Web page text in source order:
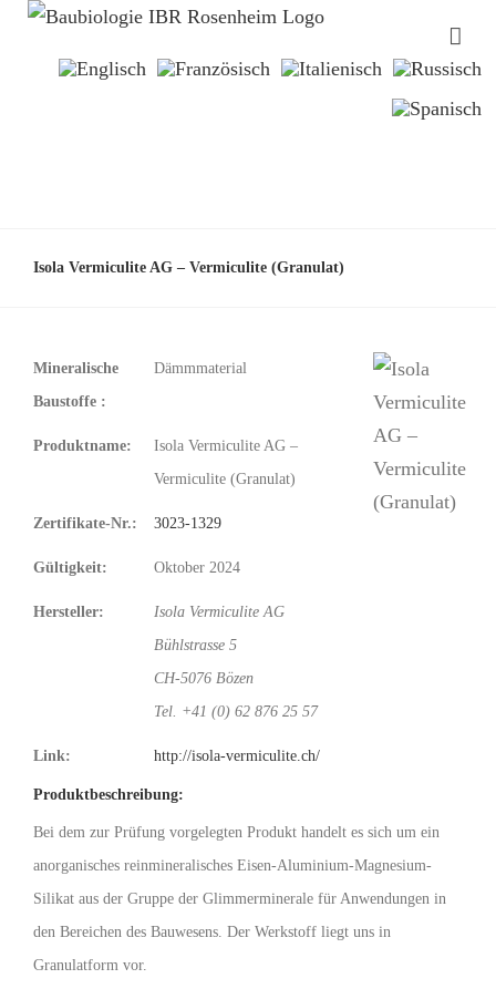
Isola Vermiculite AG – Vermiculite (Granulat)
Mineralische
Baustoffe :
Dämmmaterial
Produktname:
Isola Vermiculite AG –
Vermiculite (Granulat)
Zertifikate-Nr.: 3023-1329
Gültigkeit: Oktober 2024
Hersteller:
Isola Vermiculite AG
Bühlstrasse 5
CH-5076 Bözen
Tel. +41 (0) 62 876 25 57
Link: http://isola-vermiculite.ch/
Produktbeschreibung:
Bei dem zur Prüfung vorgelegten Produkt handelt es sich um ein
anorganisches reinmineralisches Eisen-Aluminium-Magnesium-
Silikat aus der Gruppe der Glimmerminerale für Anwendungen in
den Bereichen des Bauwesens. Der Werkstoff liegt uns in
Granulatform vor.